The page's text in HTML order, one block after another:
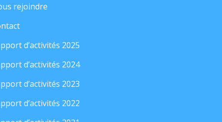
rejoindre
d’activités 2025
d’activités 2024
d’activités 2023
d’activités 2022